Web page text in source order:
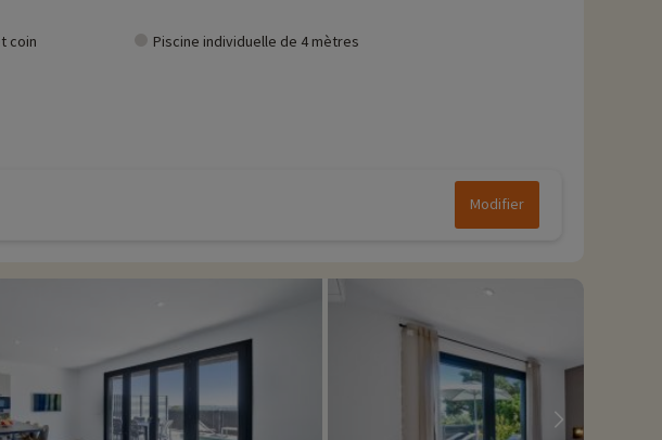
coin
Piscine individuelle de 4 mètres
Modifier